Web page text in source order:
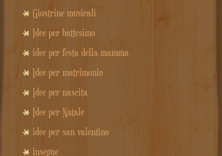
Giostrine musicali
Idee per battesimo
idee per festa della mamma
Idee per matrimonio
Idee per nascita
Idee per Natale
idee per san valentino
insegne